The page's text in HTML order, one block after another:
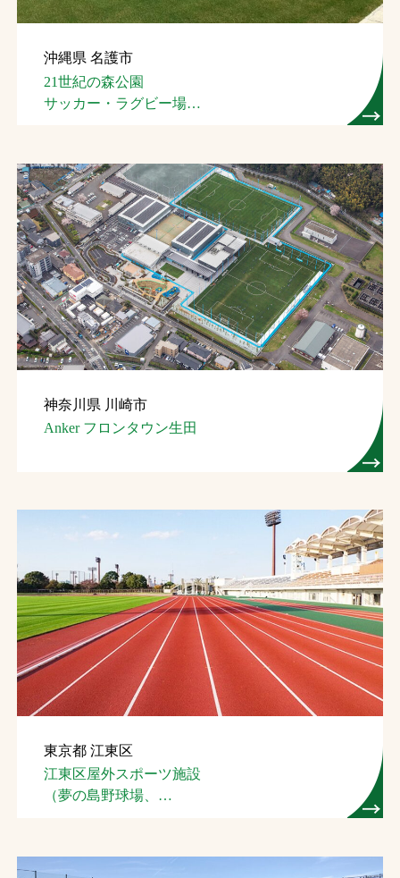
沖縄県 名護市
21世紀の森公園
サッカー・ラグビー場
神奈川県 川崎市
Anker フロンタウン生田
東京都 江東区
江東区屋外スポーツ施設
（夢の島野球場、